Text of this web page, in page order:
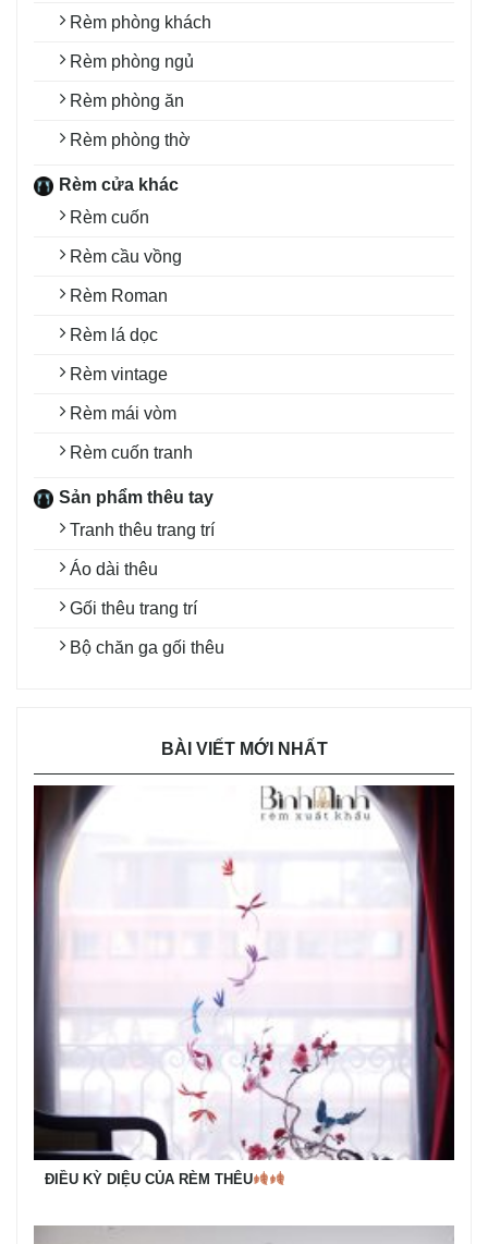
Rèm phòng khách
Rèm phòng ngủ
Rèm phòng ăn
Rèm phòng thờ
Rèm cửa khác
Rèm cuốn
Rèm cầu vồng
Rèm Roman
Rèm lá dọc
Rèm vintage
Rèm mái vòm
Rèm cuốn tranh
Sản phẩm thêu tay
Tranh thêu trang trí
Áo dài thêu
Gối thêu trang trí
Bộ chăn ga gối thêu
BÀI VIẾT MỚI NHẤT
ĐIỀU KỲ DIỆU CỦA RÈM THÊU